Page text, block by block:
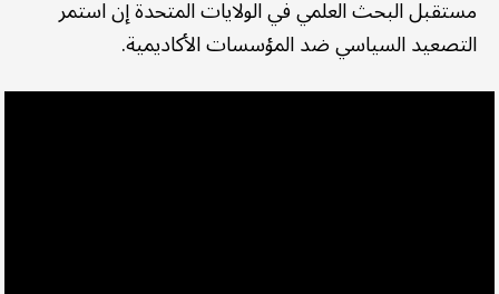
مستقبل البحث العلمي في الولايات المتحدة إن استمر
التصعيد السياسي ضد المؤسسات الأكاديمية.